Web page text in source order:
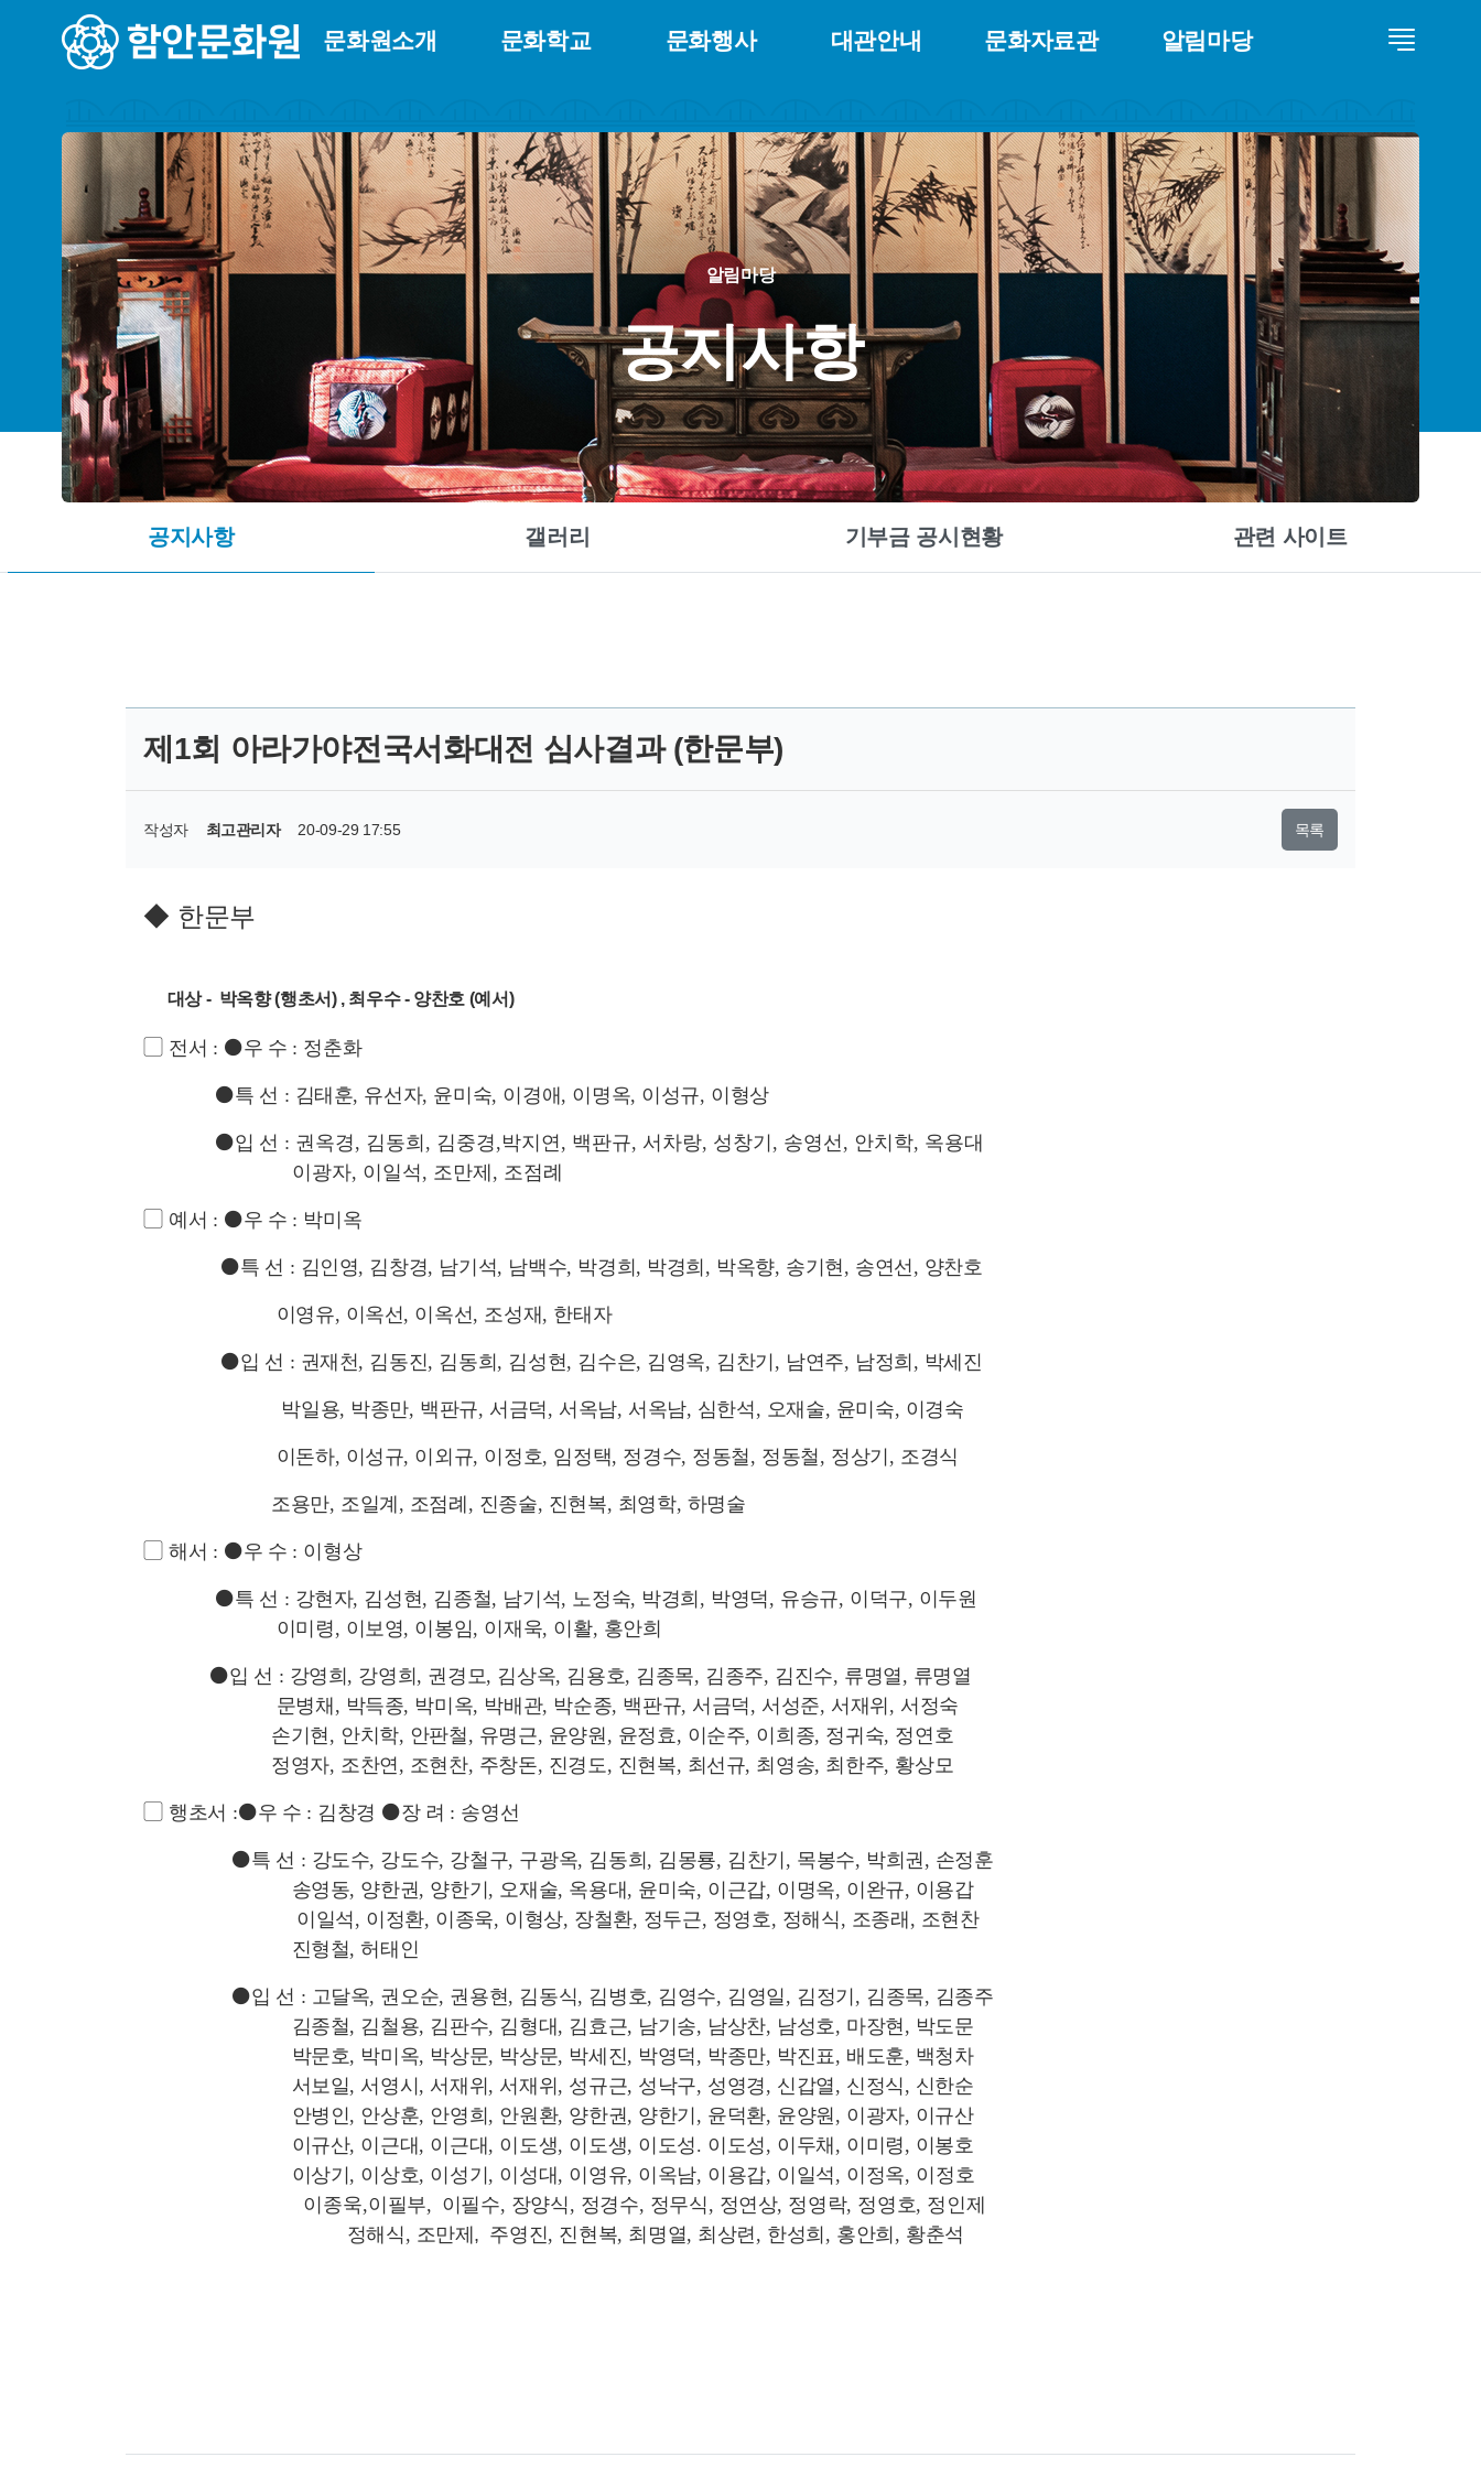
문화원소개 문화학교 문화행사 대관안내 문화자료관 알림마당
알림마당
공지사항
공지사항 갤러리 기부금 공시현황 관련 사이트
제1회 아라가야전국서화대전 심사결과 (한문부)
작성자 최고관리자 20-09-29 17:55 목록
◆ 한문부
대상 - 박옥향 (행초서), 최우수 - 양찬호 (예서)
전서 : ⚫우 수 : 정춘화
⚫특 선 : 김태훈, 유선자, 윤미숙, 이경애 , 이명옥, 이성규, 이형상
⚫입 선 : 권옥경, 김동희 , 김중경,박지연, 백판규, 서차랑, 성창기, 송영선, 안치학, 옥용대
이광자, 이일석, 조만제 , 조점례
예서 : ⚫우 수 : 박미옥
⚫특 선 : 김인영, 김창경, 남기석, 남백수, 박경희 , 박경희 , 박옥향, 송기현, 송연선, 양찬호
이영유, 이옥선, 이옥선, 조성재 , 한태자
⚫입 선 : 권재천, 김동진, 김동희 , 김성현, 김수은, 김영옥, 김찬기 , 남연주, 남정희 , 박세진
박일용, 박종만, 백판규, 서금덕, 서옥남, 서옥남, 심한석, 오재술, 윤미숙, 이경숙
이돈하, 이성규, 이외규, 이정호, 임정택, 정경수, 정동철 , 정동철 , 정상기 , 조경식
조용만, 조일계 , 조점례 , 진종술, 진현복, 최영학, 하명술
해서 : ⚫우 수 : 이형상
⚫특 선 : 강현자, 김성현, 김종철, 남기석, 노정숙, 박경희 , 박영덕, 유승규, 이덕구, 이두원
이미령, 이보영, 이봉임, 이재욱, 이활, 홍안희
⚫입 선 : 강영희 , 강영희 , 권경모, 김상옥, 김용호, 김종목, 김종주, 김진수, 류명열 , 류명열
문병채 , 박득종, 박미옥, 박배관, 박순종, 백판규, 서금덕, 서성준, 서재위 , 서정숙
손기현, 안치학, 안판철 , 유명근, 윤양원 , 윤정효, 이순주, 이희종, 정귀숙, 정연호
정영자, 조찬연, 조현찬, 주창돈, 진경도, 진현복, 최선규, 최영송, 최한주, 황상모
행초서 :⚫우 수 : 김창경 ⚫장 려 : 송영선
⚫특 선 : 강도수, 강도수, 강철구, 구광옥, 김동희 , 김몽룡, 김찬기 , 목봉수, 박희권 , 손정훈
송영동, 양한권, 양한기 , 오재술, 옥용대 , 윤미숙, 이근갑, 이명옥, 이완규, 이용갑
이일석, 이정환, 이종욱, 이형상, 장철환, 정두근, 정영호, 정해식, 조종래 , 조현찬
진형철,허태인
⚫입 선 : 고달옥, 권오순, 권용현, 김동식, 김병호, 김영수, 김영일 , 김정기 , 김종목, 김종주
김종철, 김철용, 김판수, 김형대 , 김효근, 남기송, 남상찬, 남성호, 마장현, 박도문
박문호, 박미옥, 박상문, 박상문, 박세진, 박영덕, 박종만, 박진표, 배도훈, 백청차
서보일, 서영시 , 서재위 , 서재위 , 성규근, 성낙구, 성영경, 신갑열 , 신정식, 신한순
안병인, 안상훈, 안영희 , 안원환, 양한권, 양한기 , 윤덕환, 윤양원 , 이광자, 이규산
이규산, 이근대 , 이근대 , 이도생, 이도생, 이도성. 이도성, 이두채 , 이미령, 이봉호
이상기 , 이상호, 이성기 , 이성대 , 이영유, 이옥남, 이용갑, 이일석, 이정옥, 이정호
이종욱,이필부, 이필수, 장양식, 정경수, 정무식, 정연상, 정영락, 정영호, 정인제
정해식, 조만제, 주영진, 진현복, 최명열, 최상련, 한성희 , 홍안희 , 황춘석